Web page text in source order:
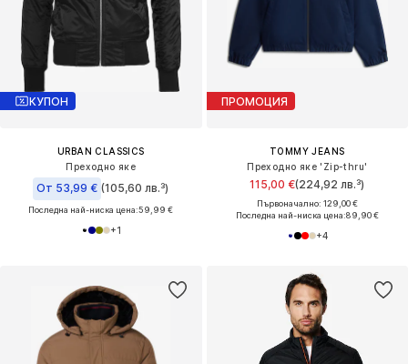
КУПОН
URBAN CLASSICS
Преходно яке
От 53,99 € (105,60 лв.³)
Последна най-ниска цена:59,99 €
+1
ПРОМОЦИЯ
TOMMY JEANS
Преходно яке 'Zip-thru'
115,00 €(224,92 лв.³)
Първоначално: 129,00 €
Последна най-ниска цена:89,90 €
+4